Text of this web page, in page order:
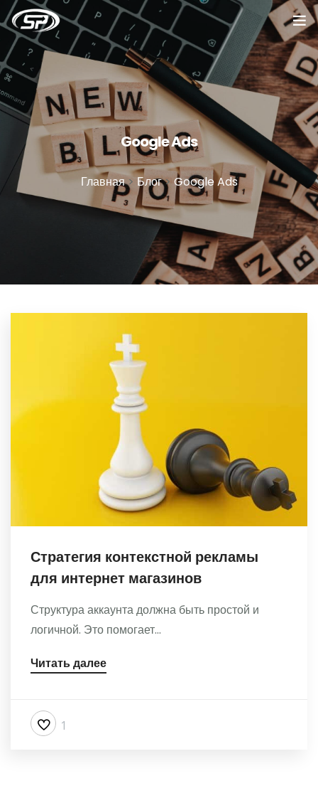
Главная
Услуги
Кейсы
Отзывы
О компании
Блог
Вакансии
Google Ads
Главная> Блог>Google Ads
Стратегия контекстной рекламы
для интернет магазинов
Структура аккаунта должна быть простой и
логичной. Это помогает...
Читать далее
1